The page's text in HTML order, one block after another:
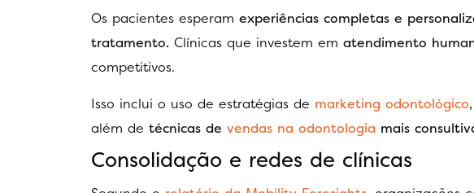
Os pacientes esperam experiências completas e
tratamento. Clínicas que investem em atendimento
competitivos.
Isso inclui o uso de estratégias de marketing odontológico
além de técnicas de vendas na odontologia mais
Consolidação e redes de clínicas